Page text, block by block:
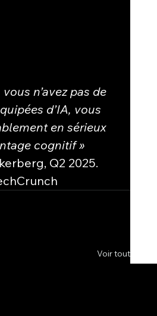
n’avez pas de
d’IA, vous
en sérieux
cognitif »
Q2 2025.
Voir tout